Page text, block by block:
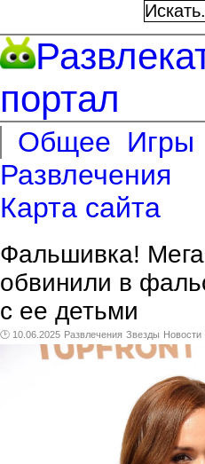
портал
Общее Игры
Развлечения
Карта сайта
Фальшивка!
обвинили в
с ее детьми
🕑 10.06.2025 Развлечения Звезды Новости